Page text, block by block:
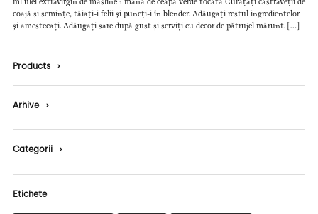
coajă și semințe, tăiați-i felii și puneți-i în blender. Adăugați restul ingredientelor
și amestecați. Adăugați sare după gust și serviți cu decor de pătrujel mărunt. […]
Products ›
Arhive ›
Categorii ›
Etichete